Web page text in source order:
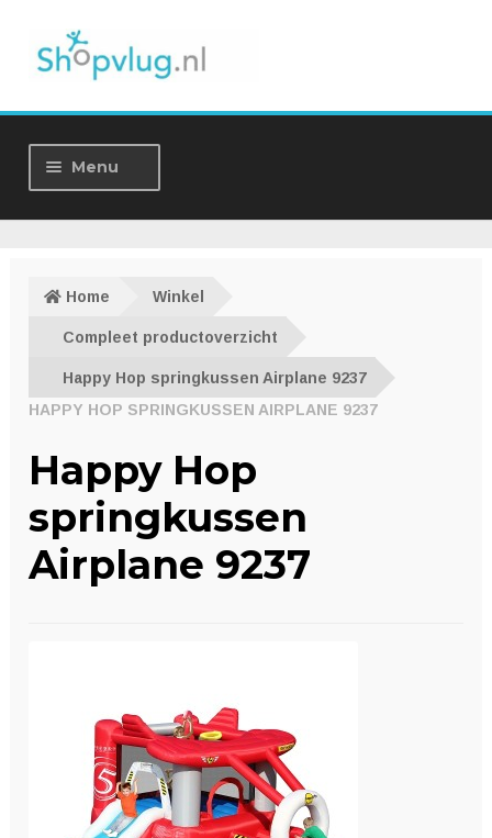
Menu
Home
Over ons
Nieuws
Contact
Winkelwagen
Home Winkel
Compleet productoverzicht
Happy Hop springkussen Airplane 9237
HAPPY HOP SPRINGKUSSEN AIRPLANE 9237
Happy Hop
springkussen
Airplane 9237